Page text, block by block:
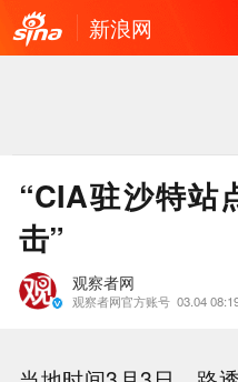
新浪网
“CIA驻沙特站
击”
观察者网
观察者网官方账号 03.04